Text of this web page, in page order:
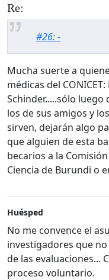
Re:
#26: -
Mucha suerte a
médicas del
Schinder.....sólo
los de sus amigos y
sirven, dejarán algo
que alguien de esta
becarios a la
Ciencia de Burundi o
Huésped
No me convence el
investigadores que
de las evaluaciones...
proceso voluntario.